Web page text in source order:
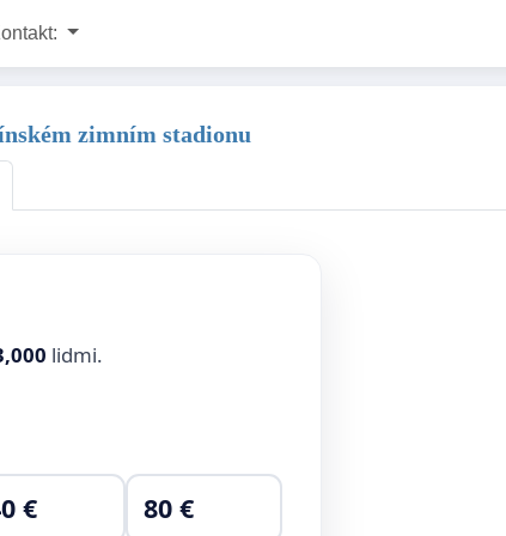
zimním stadionu
lidmi.
€ 80 €